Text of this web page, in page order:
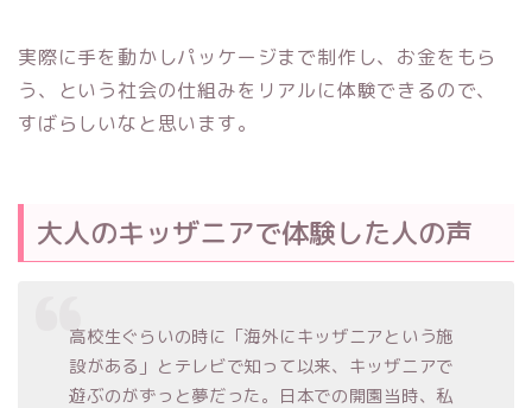
実際に手を動かしパッケージまで制作し、お金をもら
う、という社会の仕組みをリアルに体験できるので、
すばらしいなと思います。
大人のキッザニアで体験した人の声
高校生ぐらいの時に「海外にキッザニアという施
設がある」とテレビで知って以来、キッザニアで
遊ぶのがずっと夢だった。日本での開園当時、私